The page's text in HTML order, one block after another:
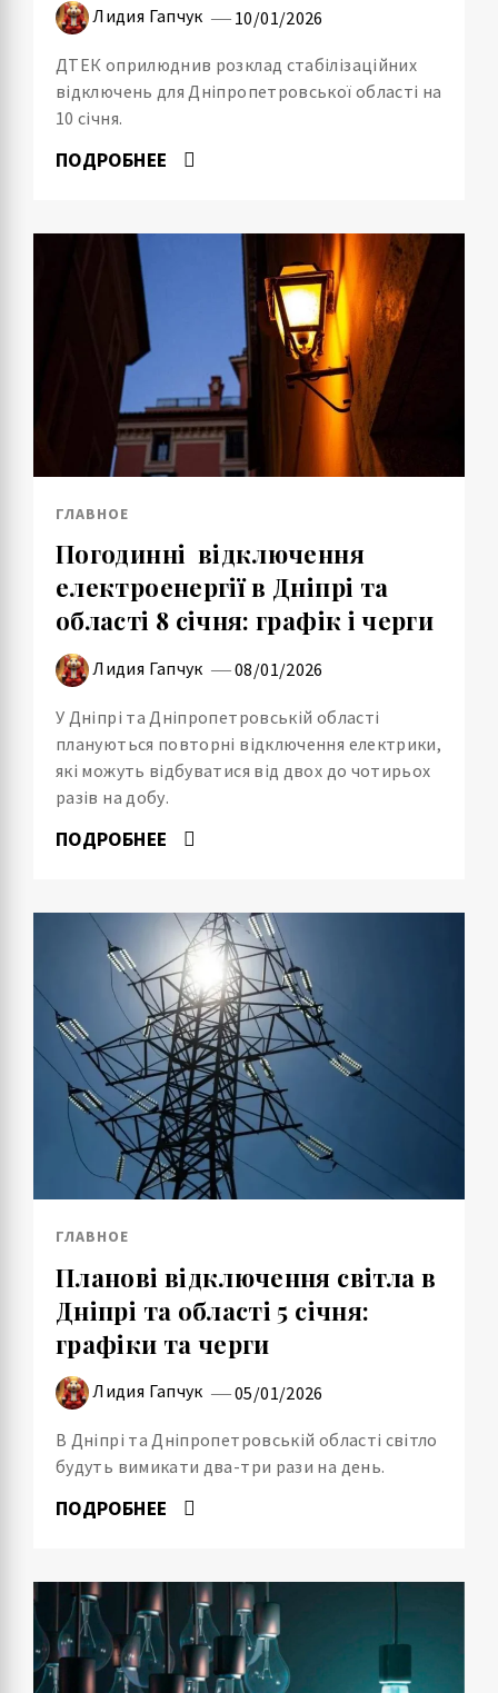
Лидия Гапчук 10/01/2026
ДТЕК оприлюднив розклад стабілізаційних
відключень для Дніпропетровської області на
10 січня.
ПОДРОБНЕЕ
ГЛАВНОЕ
Погодинні відключення
електроенергії в Дніпрі та
області 8 січня: графік і черги
Лидия Гапчук 08/01/2026
У Дніпрі та Дніпропетровській області
плануються повторні відключення електрики,
які можуть відбуватися від двох до чотирьох
разів на добу.
ПОДРОБНЕЕ
ГЛАВНОЕ
Планові відключення світла в
Дніпрі та області 5 січня:
графіки та черги
Лидия Гапчук 05/01/2026
В Дніпрі та Дніпропетровській області світло
будуть вимикати два-три рази на день.
ПОДРОБНЕЕ